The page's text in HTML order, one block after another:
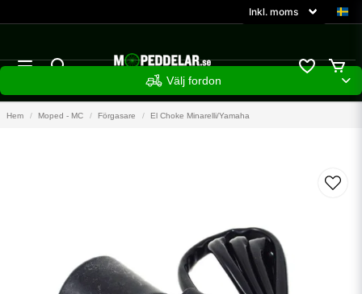
Välj fordon
Hem Moped - MC Förgasare El Choke Minarelli/Yamaha